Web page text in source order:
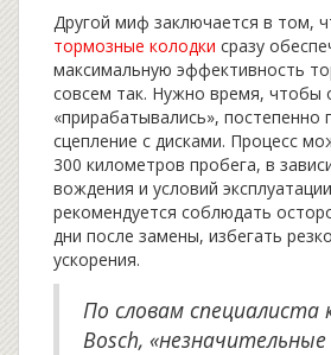
Другой миф заключается в том,
тормозные колодки сразу
максимальную эффективность
совсем так. Нужно время, чтобы
«прирабатывались», постепенно
сцепление с дисками. Процесс
300 километров пробега, в
вождения и условий
рекомендуется соблюдать
дни после замены, избегать
ускорения.
По словам специалиста
Bosch,